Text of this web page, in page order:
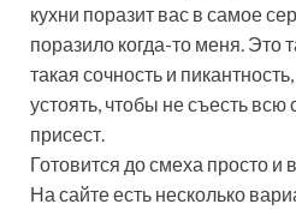
кухни поразит вас в самое
поразило когда-то меня. Это
такая сочность и
устоять, чтобы не съесть всю
присест.
Готовится до смеха просто и
На сайте есть несколько